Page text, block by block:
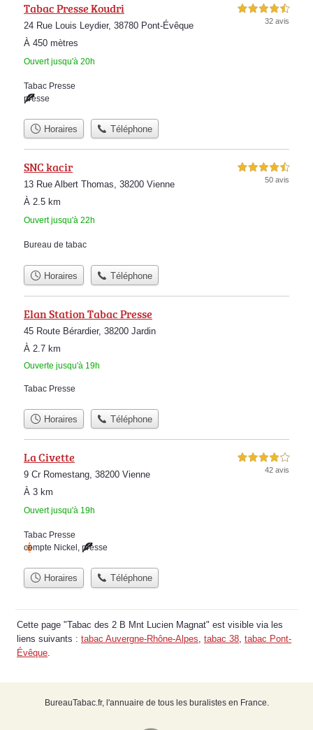
Tabac Presse Koudri
24 Rue Louis Leydier, 38780 Pont-Évêque
À 450 mètres
Ouvert jusqu'à 20h
4,5 étoiles sur 5
32 avis
Tabac Presse
presse
Horaires Téléphone
SNC kacir
13 Rue Albert Thomas, 38200 Vienne
À 2.5 km
Ouvert jusqu'à 22h
4,5 étoiles sur 5
50 avis
Bureau de tabac
Horaires Téléphone
Elan Station Tabac Presse
45 Route Bérardier, 38200 Jardin
À 2.7 km
Ouverte jusqu'à 19h
Tabac Presse
Horaires Téléphone
La Civette
9 Cr Romestang, 38200 Vienne
À 3 km
Ouvert jusqu'à 19h
4,0 étoiles sur 5
42 avis
Tabac Presse
compte Nickel , presse
Horaires Téléphone
Cette page "Tabac des 2 B Mnt Lucien Magnat" est visible via les
liens suivants : tabac Auvergne-Rhône-Alpes tabac 38 tabac Pont-
Évêque
BureauTabac.fr, l'annuaire de tous les buralistes en France.